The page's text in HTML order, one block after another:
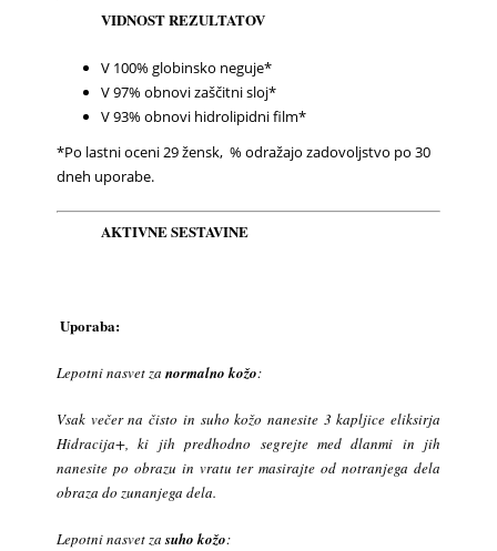
VIDNOSTREZULTATOV
V 100% globinsko neguje*
V 97% obnovi zaščitni sloj*
V 93% obnovi hidrolipidni film*
*Po lastni oceni 29 žensk, % odražajo zadovoljstvo po 30
dneh uporabe.
AKTIVNESESTAVINE
Uporaba:
Lepotni nasvet za normalno kožo:
Vsak večer na čisto in suho kožo nanesite 3 kapljice eliksirja
Hidracija+, ki jih predhodno segrejte med dlanmi in jih
nanesite po obrazu in vratu ter masirajte od notranjega dela
obraza do zunanjega dela.
Lepotni nasvet zasuho kožo: